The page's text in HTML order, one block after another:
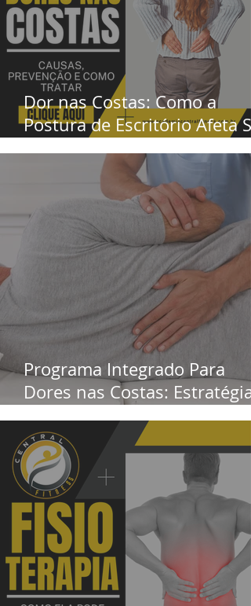
Dor nas Costas: Como a
Postura de Escritório Afeta
Compressão Discal
Programa Integrado Para
Dores nas Costas: Estratégias
Para Pessoas 40+